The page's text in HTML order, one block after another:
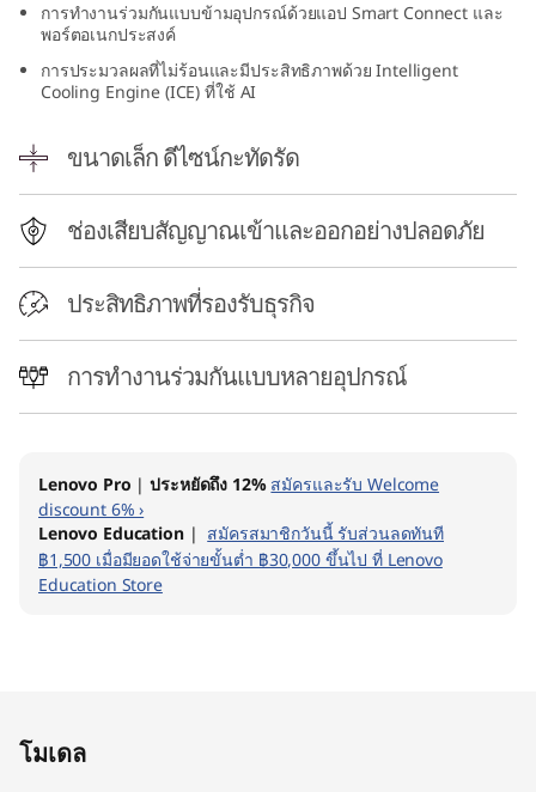
n
5
n
การทำงานร่วมกันแบบข้ามอุปกรณ์ด้วยแอป Smart Connect และ
พอร์ตอเนกประสงค์
การประมวลผลที่ไม่ร้อนและมีประสิทธิภาพด้วย Intelligent
Cooling Engine (ICE) ที่ใช้ AI
ขนาดเล็ก ดีไซน์กะทัดรัด
ช่องเสียบสัญญาณเข้าและออกอย่างปลอดภัย
ประสิทธิภาพที่รองรับธุรกิจ
การทำงานร่วมกันแบบหลายอุปกรณ์
Lenovo Pro |ประหยัดถึง 12% สมัครและรับ Welcome
discount 6% ›
Lenovo Education| สมัครสมาชิกวันนี้ รับส่วนลดทันที
฿1,500 เมื่อมียอดใช้จ่ายขั้นต่ำ ฿30,000 ขึ้นไป ที่ Lenovo
Education Store
โมเดล